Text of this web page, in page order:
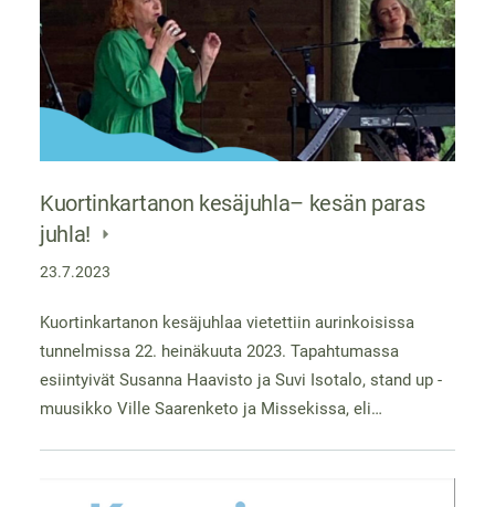
Kuortinkartanon kesäjuhla– kesän paras
juhla!
23.7.2023
Kuortinkartanon kesäjuhlaa vietettiin aurinkoisissa
tunnelmissa 22. heinäkuuta 2023. Tapahtumassa
esiintyivät Susanna Haavisto ja Suvi Isotalo, stand up -
muusikko Ville Saarenketo ja Missekissa, eli…